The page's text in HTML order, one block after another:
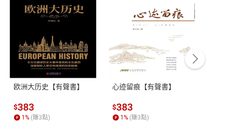
期
易解
品性
請參
客服資訊
服務時間：週一到週五 10:00-12:00、
13:00-17:00 (國定假日及例假日休息)
客服電話：0080-1857077
欧洲大历史【有聲書】
$383
1% (賺3點)
心迹留痕【有聲書】
$383
1% (賺3點)